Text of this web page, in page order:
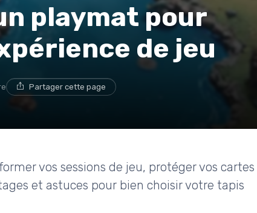
playmat pour
de jeu
Partager cette page
vos sessions de jeu, protéger vos cartes
et astuces pour bien choisir votre tapis